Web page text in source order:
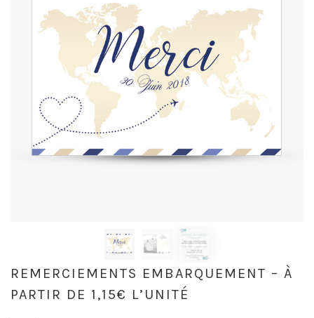
REMERCIEMENTS EMBARQUEMENT – À
PARTIR DE 1,15€ L’UNITÉ